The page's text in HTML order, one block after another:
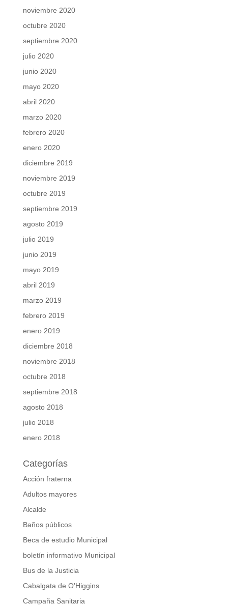
noviembre 2020
octubre 2020
septiembre 2020
julio 2020
junio 2020
mayo 2020
abril 2020
marzo 2020
febrero 2020
enero 2020
diciembre 2019
noviembre 2019
octubre 2019
septiembre 2019
agosto 2019
julio 2019
junio 2019
mayo 2019
abril 2019
marzo 2019
febrero 2019
enero 2019
diciembre 2018
noviembre 2018
octubre 2018
septiembre 2018
agosto 2018
julio 2018
enero 2018
Categorías
Acción fraterna
Adultos mayores
Alcalde
Baños públicos
Beca de estudio Municipal
boletín informativo Municipal
Bus de la Justicia
Cabalgata de O'Higgins
Campaña Sanitaria